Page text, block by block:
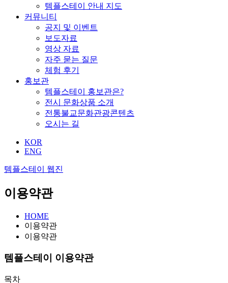
템플스테이 안내 지도
커뮤니티
공지 및 이벤트
보도자료
영상 자료
자주 묻는 질문
체험 후기
홍보관
템플스테이 홍보관은?
전시 문화상품 소개
전통불교문화관광콘텐츠
오시는 길
KOR
ENG
템플스테이 웹진
이용약관
HOME
이용약관
이용약관
템플스테이 이용약관
목차